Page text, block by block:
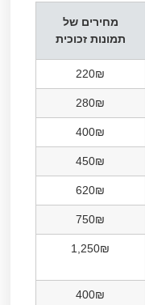
מחירים של
תמונות זכוכית
220₪
280₪
400₪
450₪
620₪
750₪
1,250₪
400₪